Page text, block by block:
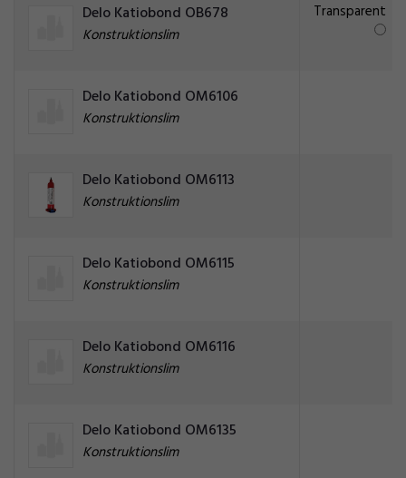
Delo Katiobond OB678
Konstruktionslim
Transparent
Delo Katiobond OM6106
Konstruktionslim
Delo Katiobond OM6113
Konstruktionslim
Delo Katiobond OM6115
Konstruktionslim
Delo Katiobond OM6116
Konstruktionslim
Delo Katiobond OM6135
Konstruktionslim